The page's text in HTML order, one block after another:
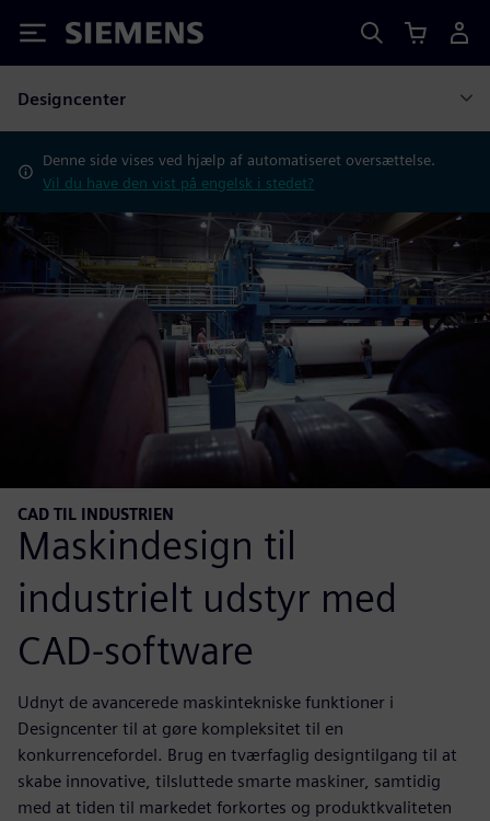
Siemens
Designcenter
Denne side vises ved hjælp af automatiseret oversættelse.
Vil du have den vist på engelsk i stedet?
CAD TIL INDUSTRIEN
Maskindesign til
industrielt udstyr med
CAD-software
Udnyt de avancerede maskintekniske funktioner i
Designcenter til at gøre kompleksitet til en
konkurrencefordel. Brug en tværfaglig designtilgang til at
skabe innovative, tilsluttede smarte maskiner, samtidig
med at tiden til markedet forkortes og produktkvaliteten